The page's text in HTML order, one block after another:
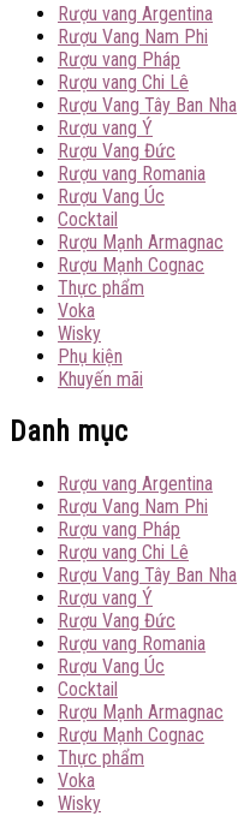
Rượu vang Argentina
Rượu Vang Nam Phi
Rượu vang Pháp
Rượu vang Chi Lê
Rượu Vang Tây Ban Nha
Rượu vang Ý
Rượu Vang Đức
Rượu vang Romania
Rượu Vang Úc
Cocktail
Rượu Mạnh Armagnac
Rượu Mạnh Cognac
Thực phẩm
Voka
Wisky
Phụ kiện
Khuyến mãi
Danh mục
Rượu vang Argentina
Rượu Vang Nam Phi
Rượu vang Pháp
Rượu vang Chi Lê
Rượu Vang Tây Ban Nha
Rượu vang Ý
Rượu Vang Đức
Rượu vang Romania
Rượu Vang Úc
Cocktail
Rượu Mạnh Armagnac
Rượu Mạnh Cognac
Thực phẩm
Voka
Wisky